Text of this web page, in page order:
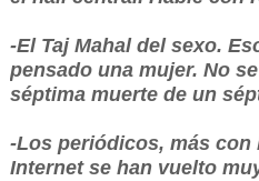
-El Taj Mahal del sexo.
pensado una mujer. No
séptima muerte de un
-Los periódicos, más con
Internet se han vuelto